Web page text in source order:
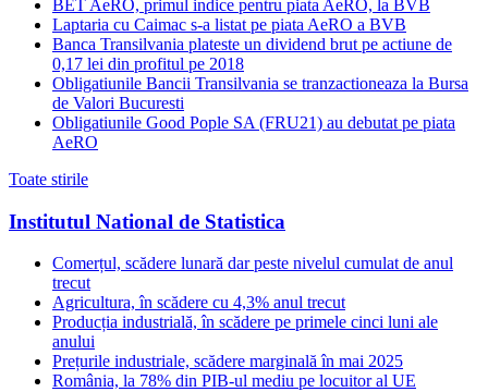
BET AeRO, primul indice pentru piata AeRO, la BVB
Laptaria cu Caimac s-a listat pe piata AeRO a BVB
Banca Transilvania plateste un dividend brut pe actiune de
0,17 lei din profitul pe 2018
Obligatiunile Bancii Transilvania se tranzactioneaza la Bursa
de Valori Bucuresti
Obligatiunile Good Pople SA (FRU21) au debutat pe piata
AeRO
Toate stirile
Institutul National de Statistica
Comerțul, scădere lunară dar peste nivelul cumulat de anul
trecut
Agricultura, în scădere cu 4,3% anul trecut
Producția industrială, în scădere pe primele cinci luni ale
anului
Prețurile industriale, scădere marginală în mai 2025
România, la 78% din PIB-ul mediu pe locuitor al UE